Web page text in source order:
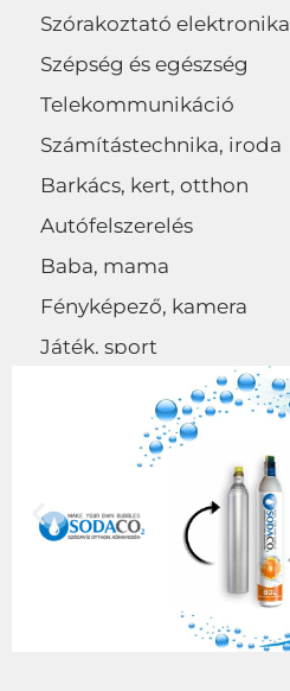
Szórakoztató elektronika
Szépség és egészség
Telekommunikáció
Számítástechnika, iroda
Barkács, kert, otthon
Autófelszerelés
Baba, mama
Fényképező, kamera
Játék, sport